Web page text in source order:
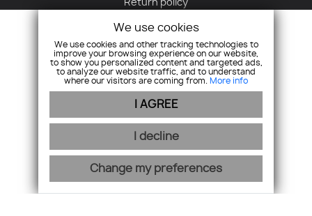
Return policy
+421 905 422 485
info@horizontreal.sk
Join us
We use cookies
We use cookies and other tracking technologies to
improve your browsing experience on our website,
to show you personalized content and targeted ads,
to analyze our website traffic, and to understand
where our visitors are coming from. More info
I AGREE
I decline
Change my preferences